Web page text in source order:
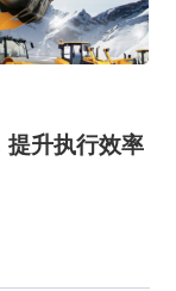
提升执行效率